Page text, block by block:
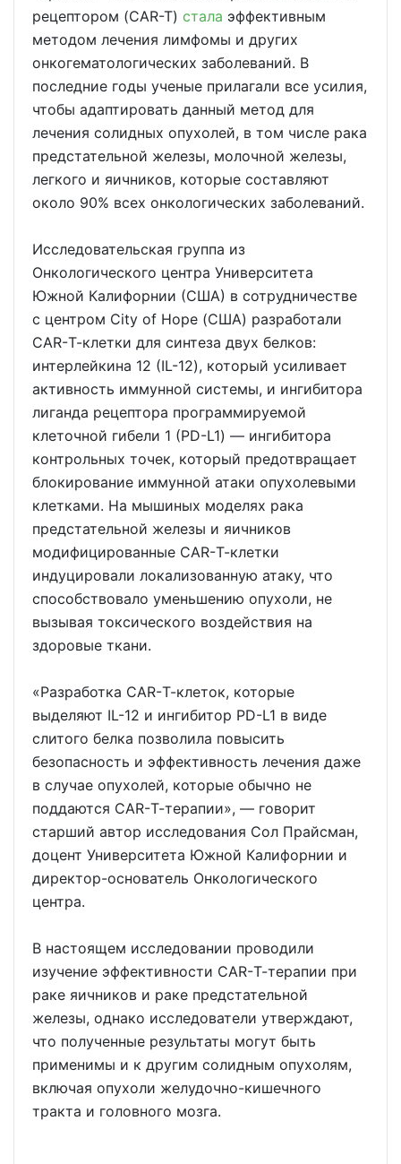
рецептором (CAR-T) стала эффективным
методом лечения лимфомы и других
онкогематологических заболеваний. В
последние годы ученые прилагали все усилия,
чтобы адаптировать данный метод для
лечения солидных опухолей, в том числе рака
предстательной железы, молочной железы,
легкого и яичников, которые составляют
около 90% всех онкологических заболеваний.
Исследовательская группа из
Онкологического центра Университета
Южной Калифорнии (США) в сотрудничестве
с центром City of Hope (США) разработали
CAR-Т-клетки для синтеза двух белков:
интерлейкина 12 (IL-12), который усиливает
активность иммунной системы, и ингибитора
лиганда рецептора программируемой
клеточной гибели 1 (PD-L1) — ингибитора
контрольных точек, который предотвращает
блокирование иммунной атаки опухолевыми
клетками. На мышиных моделях рака
предстательной железы и яичников
модифицированные CAR-Т-клетки
индуцировали локализованную атаку, что
способствовало уменьшению опухоли, не
вызывая токсического воздействия на
здоровые ткани.
«Разработка CAR-Т-клеток, которые
выделяют IL-12 и ингибитор PD-L1 в виде
слитого белка позволила повысить
безопасность и эффективность лечения даже
в случае опухолей, которые обычно не
поддаются CAR-Т-терапии», — говорит
старший автор исследования Сол Прайсман,
доцент Университета Южной Калифорнии и
директор-основатель Онкологического
центра.
В настоящем исследовании проводили
изучение эффективности CAR-Т-терапии при
раке яичников и раке предстательной
железы, однако исследователи утверждают,
что полученные результаты могут быть
применимы и к другим солидным опухолям,
включая опухоли желудочно-кишечного
тракта и головного мозга.